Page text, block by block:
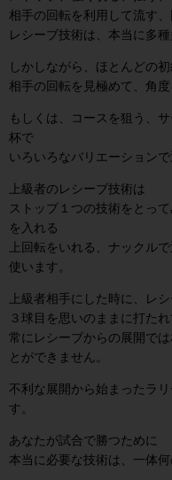
相手の回転を利用して流す
レシーブ技術は、本当に多種
しかしながら、ほとんどの
相手の回転を見極めて、角度
もしくは、コースを狙う、
杯で
いろいろなバリエーション
上級者のレシーブ技術は
ストップ１つの技術をとっ
を入れる
上回転をいれる、ナックル
使います。
上級者相手にした時に、レ
３球目を思いのままに打た
常にレシーブからの展開では
とができません。
不利な展開から始まったラリ
す。
あなたが試合で勝つために
本当に必要な技術は、一体